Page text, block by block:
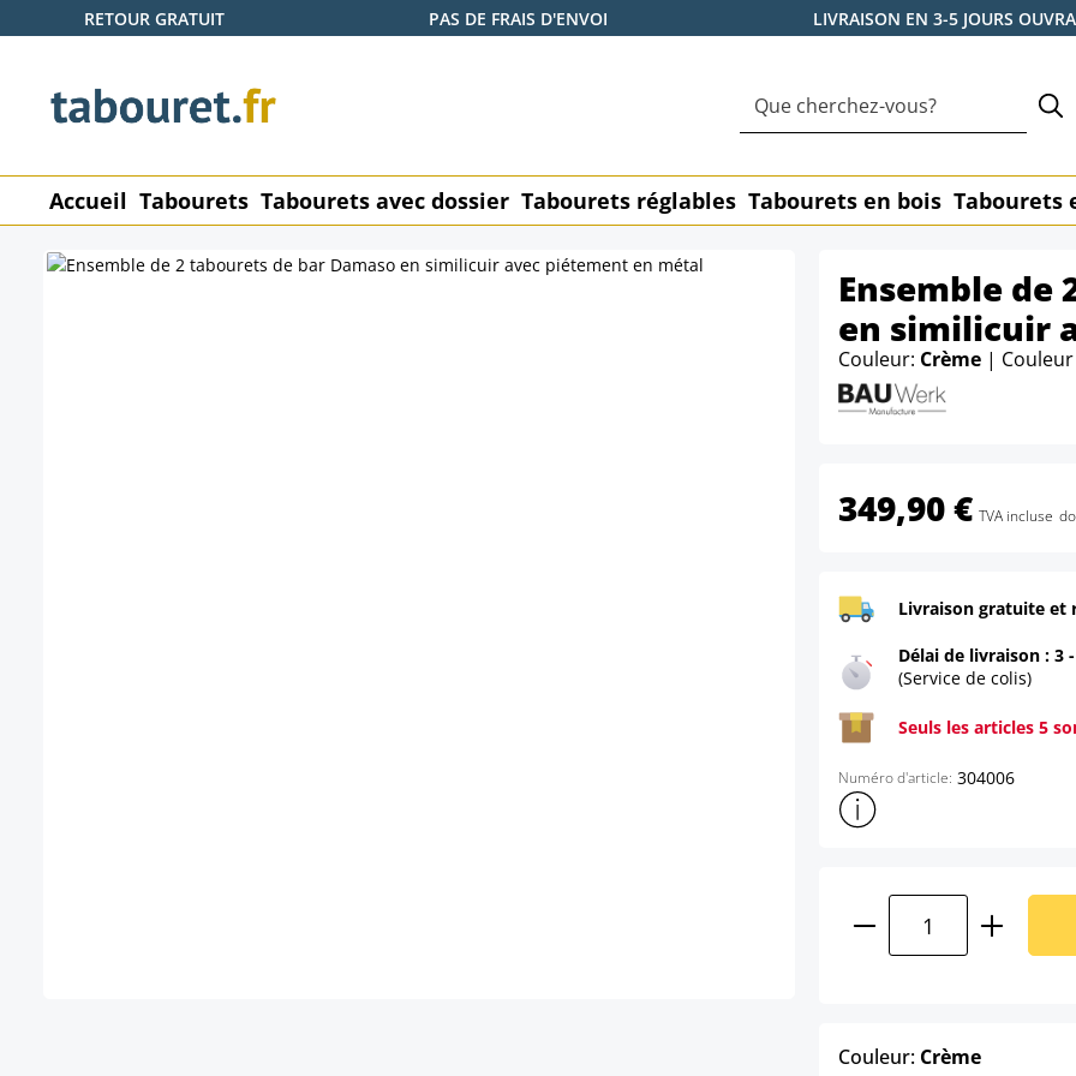
au contenu principal
Passer à la recherche
Passer à la navigation principale
RETOUR GRATUIT PAS DE FRAIS D'ENVOI LIVRAISON EN 3-5 JOURS
Accueil Tabourets Tabourets avec dossier Tabourets réglables Tabourets en bois Tabourets
Ensemble de
en similicuir
Couleur: Crème |
349,90 € TVA incluse
Livraison gratuite et
Délai de livraison : 3
(Service de colis)
Seuls les articles 5
Numéro d'article: 304006
Afficher plus d'informations
Quantité de
Couleur: Crèmeselect